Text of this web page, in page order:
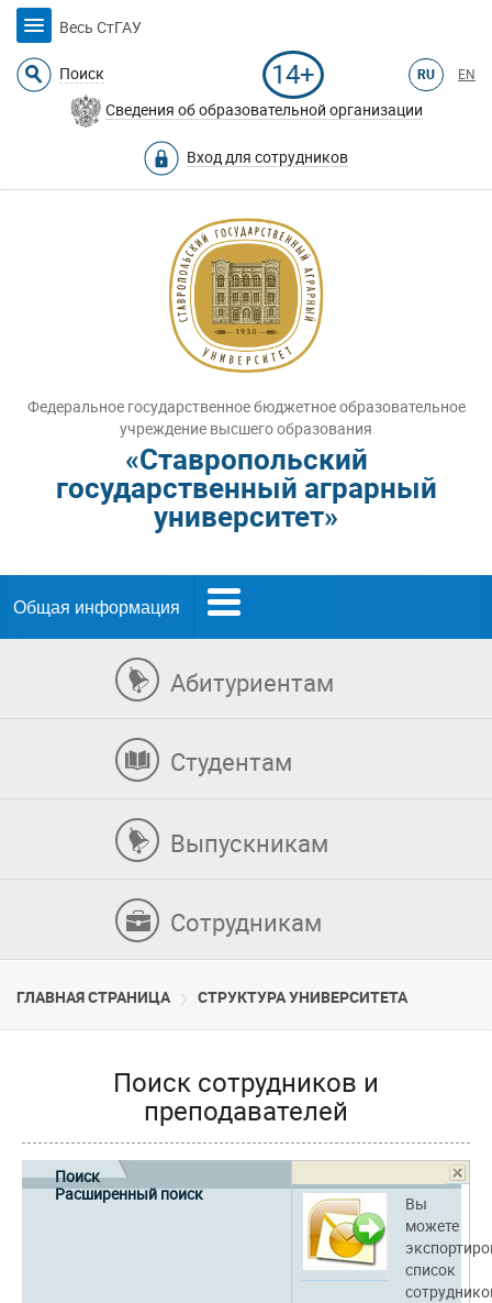
Весь СтГАУ
Поиск 14+ RU EN
Сведения об образовательной организации
Вход для сотрудников
Федеральное государственное бюджетное образовательное
учреждение высшего образования
«Ставропольский
государственный аграрный
университет»
Общая информация
Абитуриентам
Студентам
Выпускникам
Сотрудникам
ГЛАВНАЯ СТРАНИЦА CТРУКТУРА УНИВЕРСИТЕТА
Поиск сотрудников и
преподавателей
Вы
можете
список
Поиск
Расширенный поиск